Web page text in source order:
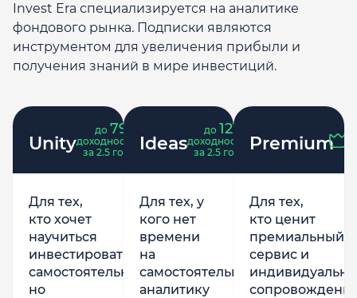
Invest Era специализируется на аналитике
фондового рынка. Подписки являются
инструментом для увеличения прибыли и
получения знаний в мире инвестиций.
Unity
до 79
доходность
за 2.5 года
Для тех,
кто хочет
научиться
инвестировать
самостоятельно,
но
Ideas
до 121
доходность
за 2.5 года
Для тех, у
кого нет
времени
на
самостоятельную
аналитику
Premium
Для тех,
кто ценит
премиальный
сервис и